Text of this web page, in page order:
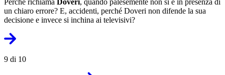
Perché richiama Doveri, quando palesemente non si è in presenza di
un chiaro errore? E, accidenti, perché Doveri non difende la sua
decisione e invece si inchina ai televisivi?
9 di 10